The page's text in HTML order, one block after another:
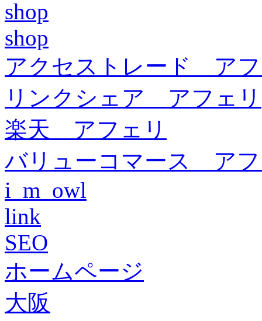
shop
shop
アクセストレード ア
リンクシェア アフェリ
楽天 アフェリ
バリューコマース ア
i_m_owl
link
SEO
ホームページ
大阪